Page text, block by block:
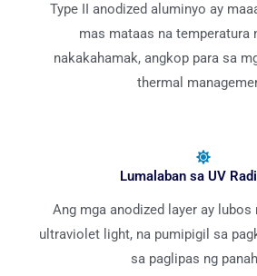
Type II anodized aluminyo ay
mas mataas na temperatura
nakakahamak, angkop para sa
thermal
Lumalaban sa UV
Ang mga anodized layer ay lubos
ultraviolet light, na pumipigil sa
sa paglipas ng